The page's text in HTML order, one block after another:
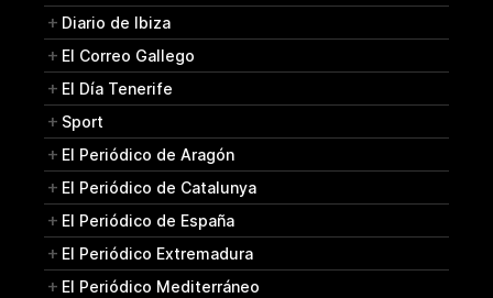
Diario de Ibiza
El Correo Gallego
El Día Tenerife
Sport
El Periódico de Aragón
El Periódico de Catalunya
El Periódico de España
El Periódico Extremadura
El Periódico Mediterráneo